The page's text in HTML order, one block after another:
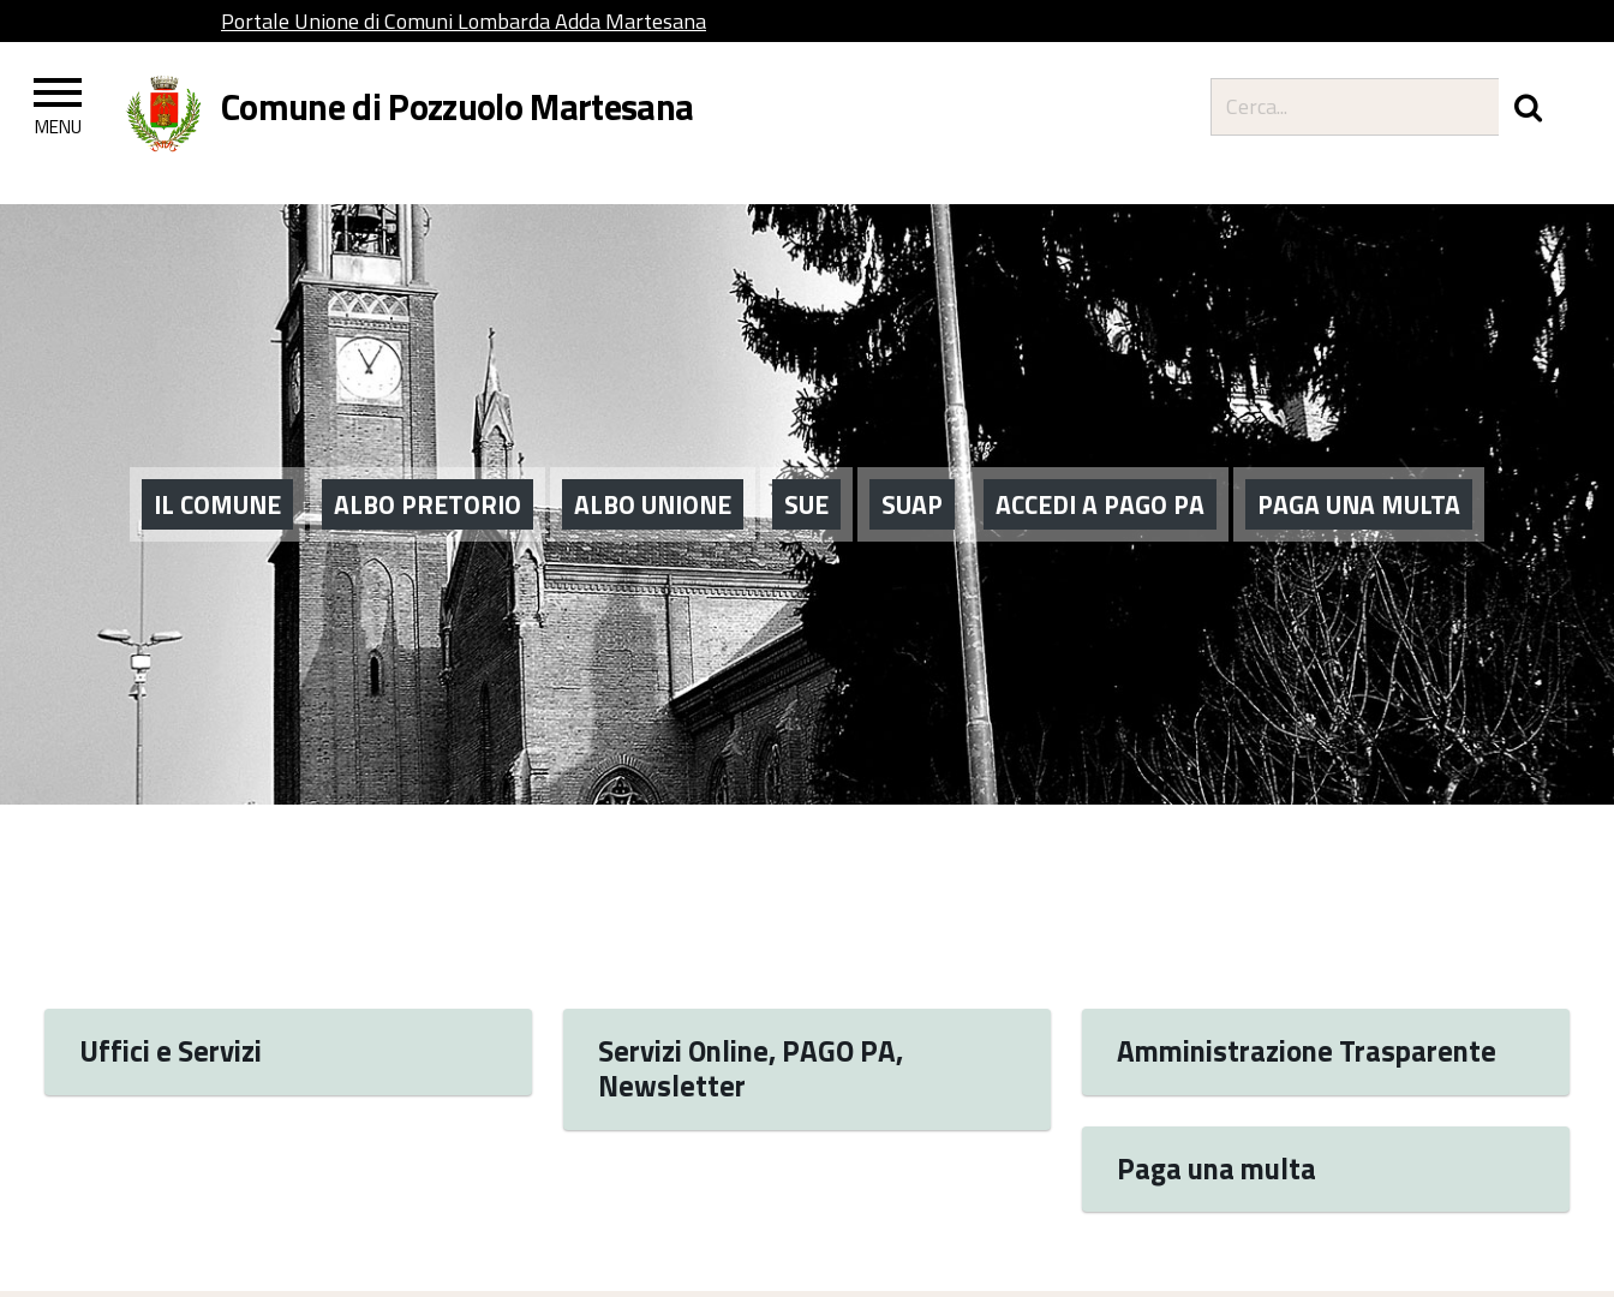
Portale Unione di Comuni Lombarda Adda Martesana
Comune di Pozzuolo Martesana
IL COMUNE ALBO PRETORIO ALBO UNIONE SUE SUAP ACCEDI A PAGO PA PAGA UNA MULTA
Uffici e Servizi Servizi Online, PAGO PA,
Newsletter
Amministrazione Trasparente
Paga una multa